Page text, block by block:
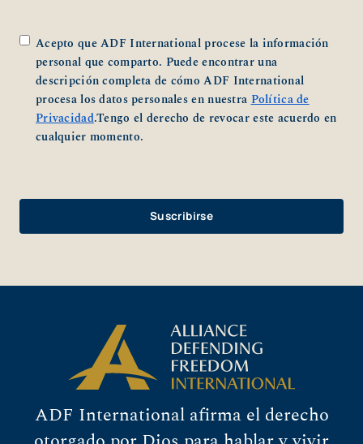
*
Acepto que ADF International procese la información
personal que comparto. Puede encontrar una
descripción completa de cómo ADF International
procesa los datos personales en nuestraPolítica de
Privacidad.Tengo el derecho de revocar este acuerdo en
cualquier momento.
ADF International afirma el derecho